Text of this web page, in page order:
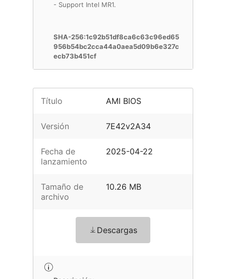
- Support Intel MR1.
SHA-256:1c92b51df8ca6c63c96ed65
956b54bc2cca44a0aea5d09b6e327c
ecb73b451cf
Título AMI BIOS
Versión 7E42v2A34
Fecha de
lanzamiento
2025-04-22
Tamaño de
archivo
10.26 MB
Descargas